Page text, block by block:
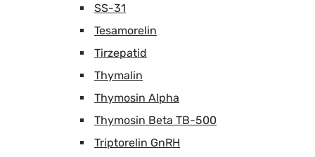
SS-31
Tesamorelin
Tirzepatid
Thymalin
Thymosin Alpha
Thymosin Beta TB-500
Triptorelin GnRH